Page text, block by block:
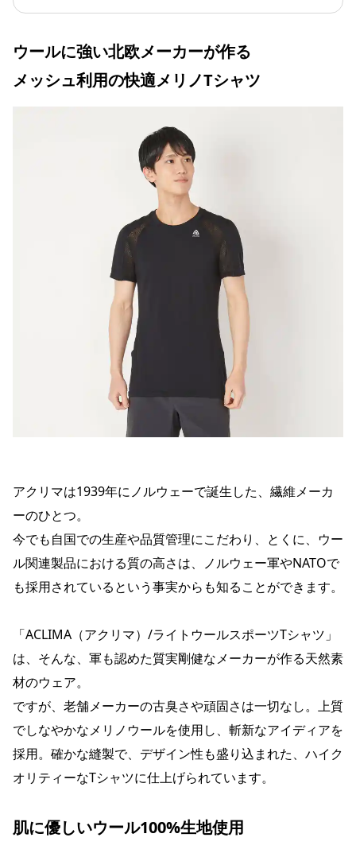
ウールに強い北欧メーカーが作る
メッシュ利用の快適メリノTシャツ
アクリマは1939年にノルウェーで誕生した、繊維メーカ
ーのひとつ。
今でも自国での生産や品質管理にこだわり、とくに、ウー
ル関連製品における質の高さは、ノルウェー軍やNATOで
も採用されているという事実からも知ることができます。
「ACLIMA（アクリマ）/ライトウールスポーツTシャツ」
は、そんな、軍も認めた質実剛健なメーカーが作る天然素
材のウェア。
ですが、老舗メーカーの古臭さや頑固さは一切なし。上質
でしなやかなメリノウールを使用し、斬新なアイディアを
採用。確かな縫製で、デザイン性も盛り込まれた、ハイク
オリティーなTシャツに仕上げられています。
肌に優しいウール100%生地使用